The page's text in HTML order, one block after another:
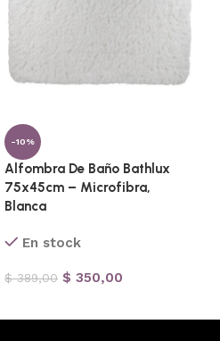
-10%
Alfombra De Baño Bathlux
75x45cm – Microfibra,
Blanca
En stock
$389,00 $ 350,00